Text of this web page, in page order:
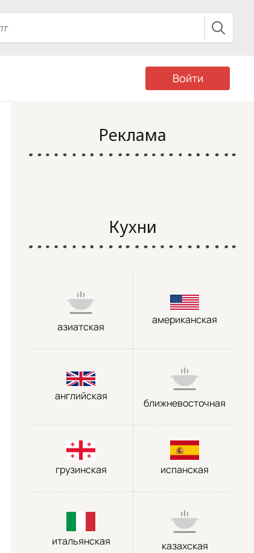
Войти
Реклама
Кухни
азиатская
американская
английская
ближневосточная
грузинская испанская
итальянская казахская